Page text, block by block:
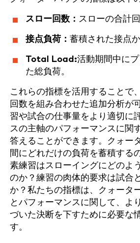
スロー回数： スローの合計
接点負荷： 蓄積された接点
Total Load:活動期間中に
た総負荷。
これらの指標を活用することで
回数を組み合わせた追加分析が
習や試合の仕事量をより適切に
スの主軸のパフォーマンスに関
答えることができます。クォー
間にどれだけの負荷を蓄積する
素練習はスローイングにどのよ
のか？練習の肉体的要求は試合
か？私たちの指標は、クォータ
とパフォーマンスに関して、よ
づいた決断を下すために必要な
す。